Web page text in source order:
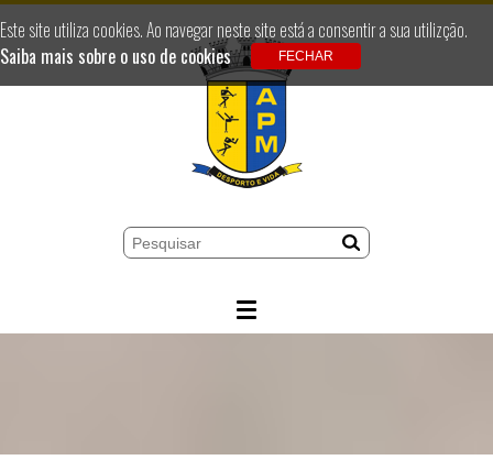
Este site utiliza cookies. Ao navegar neste site está a consentir a sua utilizção.
Saiba mais sobre o uso de cookies